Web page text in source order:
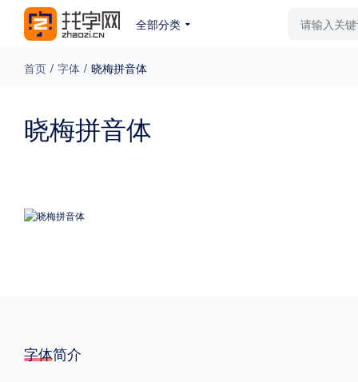
全部分类
免费下载 收费下载
首页 / 字体 / 晓梅拼音体
晓梅拼音体
字体简介